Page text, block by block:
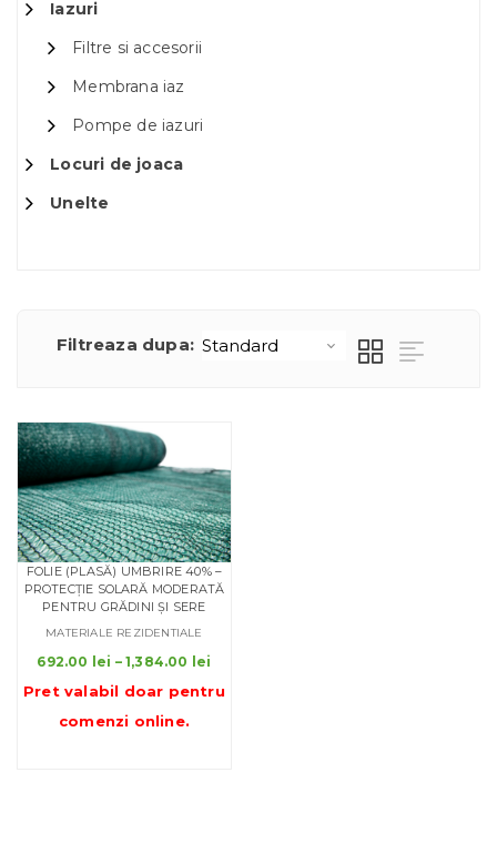
Iazuri
Filtre si accesorii
Membrana iaz
Pompe de iazuri
Locuri de joaca
Unelte
Filtreaza dupa:
FOLIE (PLASĂ) UMBRIRE 40% –
PROTECȚIE SOLARĂ MODERATĂ
PENTRU GRĂDINI ȘI SERE
MATERIALE REZIDENTIALE
692.00 lei – 1,384.00 lei
Pret valabil doar pentru
comenzi online.